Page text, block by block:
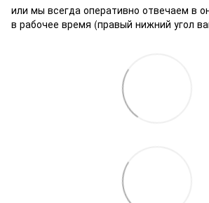
или мы всегда оперативно отвечаем в
в рабочее время (правый нижний угол